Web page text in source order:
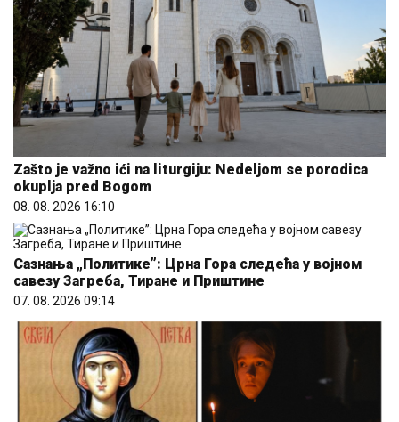
Zašto je važno ići na liturgiju: Nedeljom se porodica
okuplja pred Bogom
08. 08. 2026 16:10
Сазнања „Политике”: Црна Гора следећа у војном
савезу Загреба, Тиране и Приштине
07. 08. 2026 09:14